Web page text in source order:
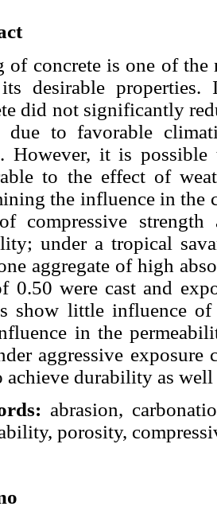
of concrete is one of the
desirable
did not significantly
due to favorable
However, it is possible
to the effect of
the influence in the
compressive
under a tropical
aggregate of high
0.50 were cast and
show little influence
in the
aggressive
achieve durability as well
abrasion,
porosity,